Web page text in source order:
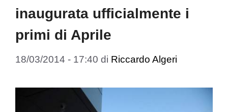
inaugurata ufficialmente i
primi di Aprile
18/03/2014 - 17:40 di Riccardo Algeri